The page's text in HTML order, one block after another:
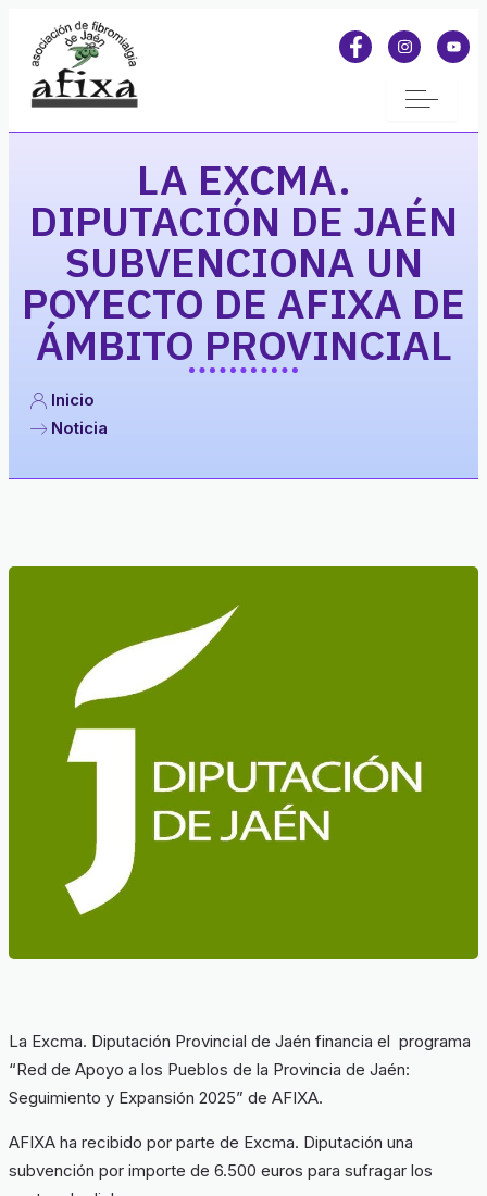
LA EXCMA.
DIPUTACIÓN DE JAÉN
SUBVENCIONA UN
POYECTO DE AFIXA DE
ÁMBITO PROVINCIAL
Inicio
Noticia
La Excma. Diputación Provincial de Jaén financia el programa
“Red de Apoyo a los Pueblos de la Provincia de Jaén:
Seguimiento y Expansión 2025” de AFIXA.
AFIXA ha recibido por parte de Excma. Diputación una
subvención por importe de 6.500 euros para sufragar los